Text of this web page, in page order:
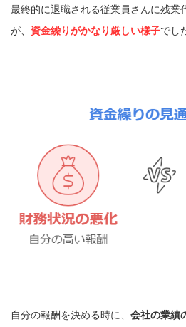
最終的に退職される従業員さんに残業
が、 資金繰りがかなり厳しい様子でし
自分の報酬を決める時に、 会社の業績